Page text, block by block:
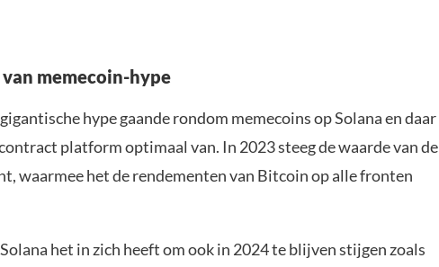
memecoin-hype
hype gaande rondom memecoins op Solana en daar
platform optimaal van. In 2023 steeg de waarde van de
waarmee het de rendementen van Bitcoin op alle fronten
het in zich heeft om ook in 2024 te blijven stijgen zoals